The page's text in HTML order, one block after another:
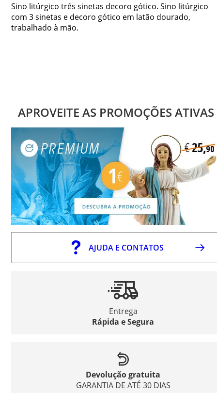
Sino litúrgico três sinetas decoro gótico. Sino litúrgico
com 3 sinetas e decoro gótico em latão dourado,
trabalhado à mão.
APROVEITE AS PROMOÇÕES ATIVAS
AJUDA E CONTATOS
Entrega
Rápida e Segura
Devolução gratuita
GARANTIA DE ATÉ 30 DIAS